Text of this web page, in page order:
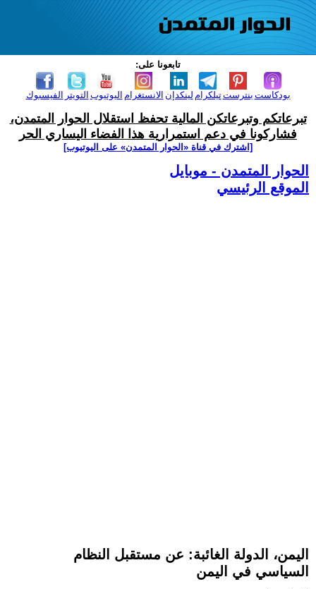
تابعونا على:
الفيسبوك التويتر اليوتيوب الانستغرام لينكدإن تيلكرامبنترست بودكاست
تبرعاتكم وتبرعاتكن المالية تحفظ استقلال الحوار المتمدن،
فشاركونا في دعم استمرارية هذا الفضاء اليساري الحر
[اشترك في قناة ‫«الحوار المتمدن» على اليوتيوب]
الحوار المتمدن - موبايل
الموقع الرئيسي
اليمن، الدولة الغائبة: عن مستقبل النظام
السياسي في اليمن